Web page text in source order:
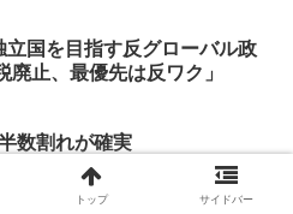
止、最優先は反ワク」
数割れが確実
トップ サイドバー